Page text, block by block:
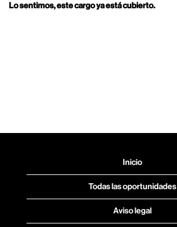
Lo sentimos, este cargo ya está cubierto.
Inicio
Todas las oportunidades
Aviso legal